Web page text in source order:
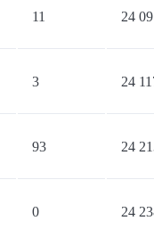
11 24
3 24
93 24
0 24